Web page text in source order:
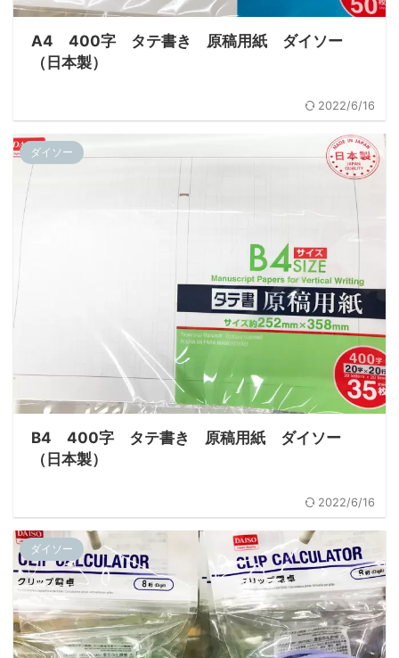
A4 400字 タテ書き 原稿用紙 ダイソー
（日本製）
2022/6/16
ダイソー
B4 400字 タテ書き 原稿用紙 ダイソー
（日本製）
2022/6/16
ダイソー